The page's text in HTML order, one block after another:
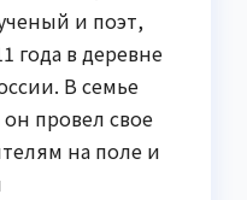
и поэт,
года в деревне
В семье
провел свое
на поле и